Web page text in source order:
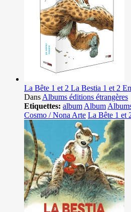
La Bête 1 et 2 La Bestia 1 et 2
Dans Albums éditions étrangères
Etiquettes: album Album
Cosmo / Nona Arte La Bête 1 et